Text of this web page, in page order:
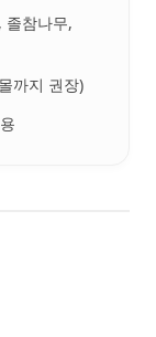
졸참나무,
까지 권장)